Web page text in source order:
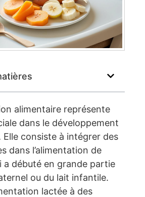
alimentaire représente
dans le développement
Elle consiste à intégrer des
dans l’alimentation de
débuté en grande partie
ou du lait infantile.
lactée à des